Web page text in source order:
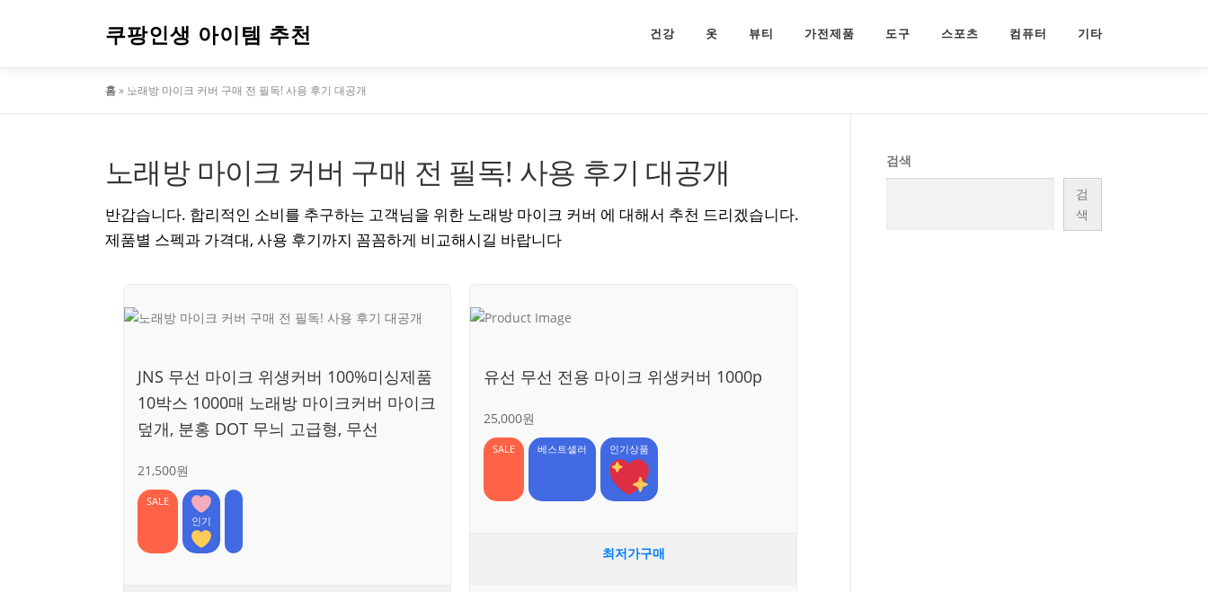
로
쿠팡인생 아이템 추천 건강 옷 뷰티 가전제품 도구 스포츠 컴퓨터 기타
홈» 노래방 마이크 커버 구매 전 필독! 사용 후기 대공개
노래방 마이크 커버 구매 전 필독! 사용 후기 대공개
반갑습니다. 합리적인 소비를 추구하는 고객님을 위한 노래방 마이크 커버 에 대해서 추천 드리겠습니다.
제품별 스펙과 가격대, 사용 후기까지 꼼꼼하게 비교해시길 바랍니다
JNS 무선 마이크 위생커버 100%미싱제품
10박스 1000매 노래방 마이크커버 마이크
덮개, 분홍 DOT 무늬 고급형, 무선
21,500원
SALE
인기
유선 무선 전용 마이크 위생커버 1000p
25,000원
SALE 베스트셀러 인기상품
최저가구매
검색
검
색